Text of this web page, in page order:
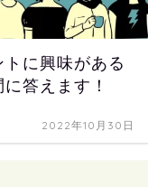
に興味がある
答えます！
2022年10月30日